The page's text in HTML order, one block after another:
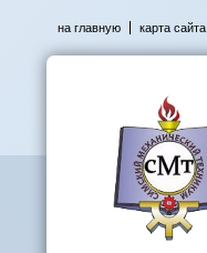
на главную карта сайта